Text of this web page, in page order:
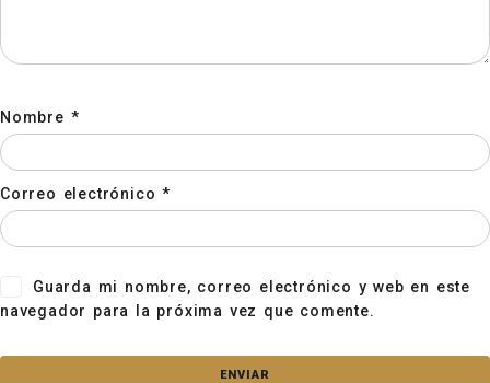
Nombre *
Correo electrónico*
Guarda mi nombre, correo electrónico y web en este
navegador para la próxima vez que comente.